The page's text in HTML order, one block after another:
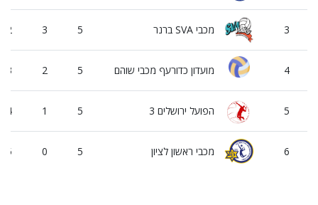
2 3 5 מכבי SVA ברנר 3
3 2 5 מועדון כדורעף מכבי שוהם 4
4 1 5 הפועל ירושלים 3 5
5 0 5 מכבי ראשון לציון 6